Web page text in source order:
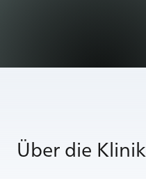
Über die Klinik